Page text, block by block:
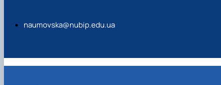
naumovska@nubip.edu.ua